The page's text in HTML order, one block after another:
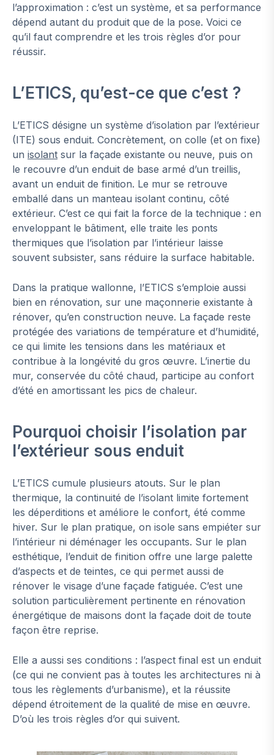
l’approximation : c’est un système, et sa performance
dépend autant du produit que de la pose. Voici ce
qu’il faut comprendre et les trois règles d’or pour
réussir.
L’ETICS, qu’est-ce que c’est ?
L’ETICS désigne un système d’isolation par l’extérieur
(ITE) sous enduit. Concrètement, on colle (et on fixe)
un isolant sur la façade existante ou neuve, puis on
le recouvre d’un enduit de base armé d’un treillis,
avant un enduit de finition. Le mur se retrouve
emballé dans un manteau isolant continu, côté
extérieur. C’est ce qui fait la force de la technique : en
enveloppant le bâtiment, elle traite les ponts
thermiques que l’isolation par l’intérieur laisse
souvent subsister, sans réduire la surface habitable.
Dans la pratique wallonne, l’ETICS s’emploie aussi
bien en rénovation, sur une maçonnerie existante à
rénover, qu’en construction neuve. La façade reste
protégée des variations de température et d’humidité,
ce qui limite les tensions dans les matériaux et
contribue à la longévité du gros œuvre. L’inertie du
mur, conservée du côté chaud, participe au confort
d’été en amortissant les pics de chaleur.
Pourquoi choisir l’isolation par
l’extérieur sous enduit
L’ETICS cumule plusieurs atouts. Sur le plan
thermique, la continuité de l’isolant limite fortement
les déperditions et améliore le confort, été comme
hiver. Sur le plan pratique, on isole sans empiéter sur
l’intérieur ni déménager les occupants. Sur le plan
esthétique, l’enduit de finition offre une large palette
d’aspects et de teintes, ce qui permet aussi de
rénover le visage d’une façade fatiguée. C’est une
solution particulièrement pertinente en rénovation
énergétique de maisons dont la façade doit de toute
façon être reprise.
Elle a aussi ses conditions : l’aspect final est un enduit
(ce qui ne convient pas à toutes les architectures ni à
tous les règlements d’urbanisme), et la réussite
dépend étroitement de la qualité de mise en œuvre.
D’où les trois règles d’or qui suivent.